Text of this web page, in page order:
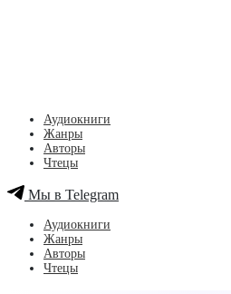
Аудиокниги
Жанры
Авторы
Чтецы
Мы в Telegram
Аудиокниги
Жанры
Авторы
Чтецы